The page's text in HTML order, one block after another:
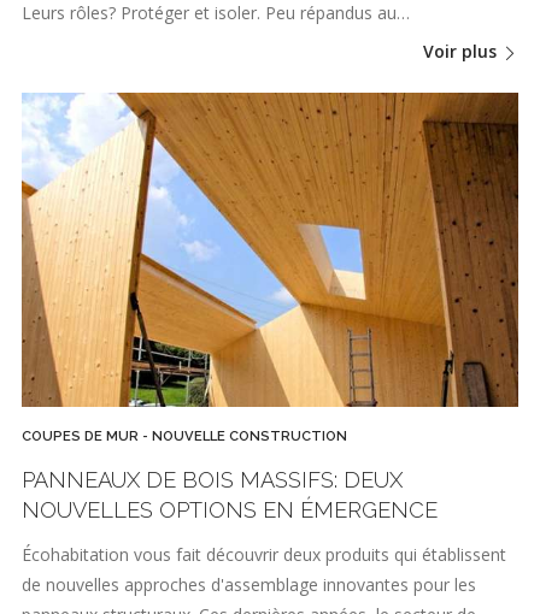
Leurs rôles? Protéger et isoler. Peu répandus au…
Voir plus
COUPES DE MUR - NOUVELLE CONSTRUCTION
PANNEAUX DE BOIS MASSIFS: DEUX
NOUVELLES OPTIONS EN ÉMERGENCE
Écohabitation vous fait découvrir deux produits qui établissent
de nouvelles approches d'assemblage innovantes pour les